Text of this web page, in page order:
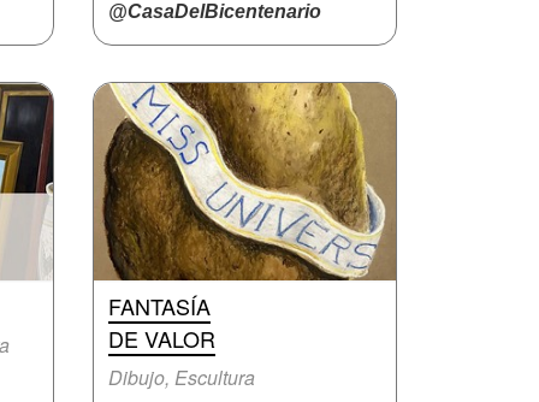
@CasaDelBicentenario
FANTASÍA
DE VALOR
Dibujo, Escultura